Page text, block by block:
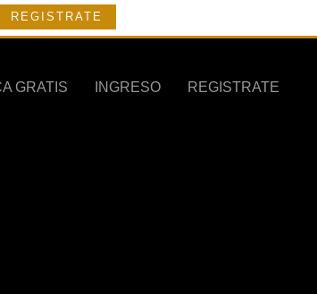
REGISTRATE
GRATIS INGRESO REGISTRATE